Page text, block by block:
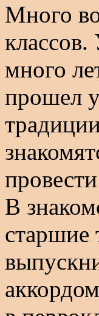
Много
классов.
много
прошел
В
старшие